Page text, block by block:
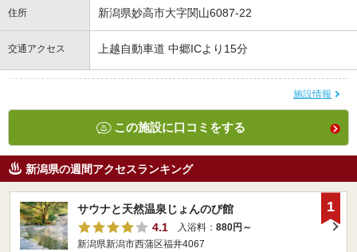
住所 新潟県妙高市大字関山6087-22
交通アクセス 上越自動車道 中郷ICより15分
施設情報
この施設に口コミをする
新潟県の週間アクセスランキング
サウナと天然温泉じょんのび館
4.1
入浴料： 880円～
新潟県新潟市西蒲区福井4067
1